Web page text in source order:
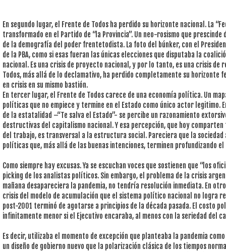
En segundo lugar, el Frente de Todos ha perdido su horizonte nacional. La
transformado en el Partido de “la Provincia”. Un neo-rosismo que
de la demografía del poder frentetodista. La foto del búnker, con el
de la PBA, como si esas fueran las únicas elecciones que disputaba la
nacional. Es una crisis de proyecto nacional, y por lo tanto, es una crisis de
Todos, más allá de lo declamativo, ha perdido completamente su horizonte
en crisis en su mismo bastión.
En tercer lugar, el Frente de Todos carece de una economía política. Un
políticas que no empiece y termine en el Estado como único actor legitimo.
de la estatalidad –“Te salva el Estado”- se percibe un razonamiento
destructivas del capitalismo nacional. Y esa percepción, que hoy
del trabajo, es transversal a la estructura social. Pareciera que la
políticas que, más allá de las buenas intenciones, terminen profundizando
Como siempre hay excusas. Ya se escuchan voces que sostienen que “los
picking de los analistas políticos. Sin embargo, el problema de la crisis
mañana desapareciera la pandemia, no tendría resolución inmediata. En
crisis del modelo de acumulación que el sistema político nacional no logra
post-2001 terminó de agotarse a principios de la década pasada. El costo
infinitamente menor si el Ejecutivo encaraba, al menos con la seriedad del
Es decir, utilizaba el momento de excepción que planteaba la pandemia
un diseño de gobierno nuevo que la polarización clásica de los tiempos